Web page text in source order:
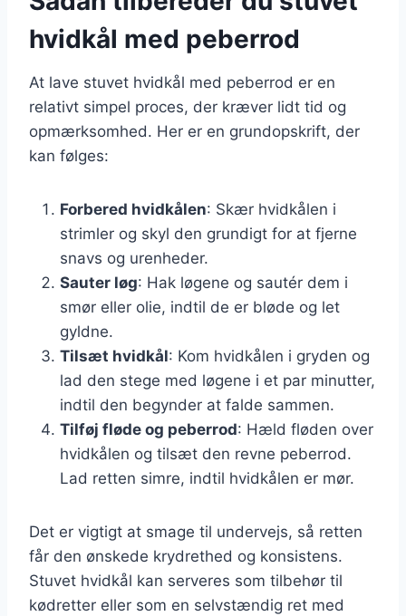
hvidkål med peberrod
At lave stuvet hvidkål med peberrod er en
relativt simpel proces, der kræver lidt tid og
opmærksomhed. Her er en grundopskrift, der
kan følges:
Forbered hvidkålen: Skær hvidkålen i
strimler og skyl den grundigt for at fjerne
snavs og urenheder.
Sauter løg: Hak løgene og sautér dem i
smør eller olie, indtil de er bløde og let
gyldne.
Tilsæt hvidkål: Kom hvidkålen i gryden og
lad den stege med løgene i et par minutter,
indtil den begynder at falde sammen.
Tilføj fløde og peberrod: Hæld fløden over
hvidkålen og tilsæt den revne peberrod.
Lad retten simre, indtil hvidkålen er mør.
Det er vigtigt at smage til undervejs, så retten
får den ønskede krydrethed og konsistens.
Stuvet hvidkål kan serveres som tilbehør til
kødretter eller som en selvstændig ret med